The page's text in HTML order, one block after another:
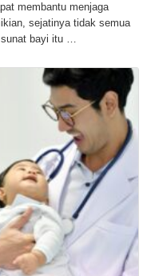
membantu menjaga
sejatinya tidak semua
sunat bayi itu …